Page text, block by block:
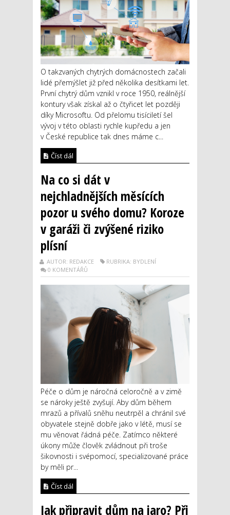
O takzvaných chytrých domácnostech začali
lidé přemýšlet již před několika desítkami let.
První chytrý dům vznikl v roce 1950, reálnější
kontury však získal až o čtyřicet let později
díky Microsoftu. Od přelomu tisíciletí šel
vývoj v této oblasti rychle kupředu a jen
v České republice tak dnes máme c...
Číst dál
Na co si dát v
nejchladnějších měsících
pozor u svého domu? Koroze
v garáži či zvýšené riziko
plísní
AUTOR: REDAKCE
RUBRIKA: BYDLENÍ
0 KOMENTÁŘŮ
Péče o dům je náročná celoročně a v zimě
se nároky ještě zvyšují. Aby dům během
mrazů a přívalů sněhu neutrpěl a chránil své
obyvatele stejně dobře jako v létě, musí se
mu věnovat řádná péče. Zatímco některé
úkony může člověk zvládnout při troše
šikovnosti i svépomocí, specializované práce
by měli pr...
Číst dál
Jak připravit dům na jaro? Při